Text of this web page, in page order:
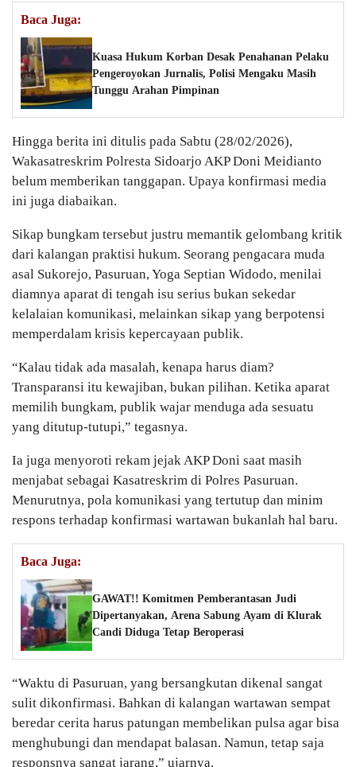
Baca Juga:
Kuasa Hukum Korban Desak Penahanan Pelaku
Pengeroyokan Jurnalis, Polisi Mengaku Masih
Tunggu Arahan Pimpinan
Hingga berita ini ditulis pada Sabtu (28/02/2026),
Wakasatreskrim Polresta Sidoarjo AKP Doni Meidianto
belum memberikan tanggapan. Upaya konfirmasi media
ini juga diabaikan.
Sikap bungkam tersebut justru memantik gelombang kritik
dari kalangan praktisi hukum. Seorang pengacara muda
asal Sukorejo, Pasuruan, Yoga Septian Widodo, menilai
diamnya aparat di tengah isu serius bukan sekedar
kelalaian komunikasi, melainkan sikap yang berpotensi
memperdalam krisis kepercayaan publik.
“Kalau tidak ada masalah, kenapa harus diam?
Transparansi itu kewajiban, bukan pilihan. Ketika aparat
memilih bungkam, publik wajar menduga ada sesuatu
yang ditutup-tutupi,” tegasnya.
Ia juga menyoroti rekam jejak AKP Doni saat masih
menjabat sebagai Kasatreskrim di Polres Pasuruan.
Menurutnya, pola komunikasi yang tertutup dan minim
respons terhadap konfirmasi wartawan bukanlah hal baru.
Baca Juga:
GAWAT!! Komitmen Pemberantasan Judi
Dipertanyakan, Arena Sabung Ayam di Klurak
Candi Diduga Tetap Beroperasi
“Waktu di Pasuruan, yang bersangkutan dikenal sangat
sulit dikonfirmasi. Bahkan di kalangan wartawan sempat
beredar cerita harus patungan membelikan pulsa agar bisa
menghubungi dan mendapat balasan. Namun, tetap saja
responsnya sangat jarang,” ujarnya.